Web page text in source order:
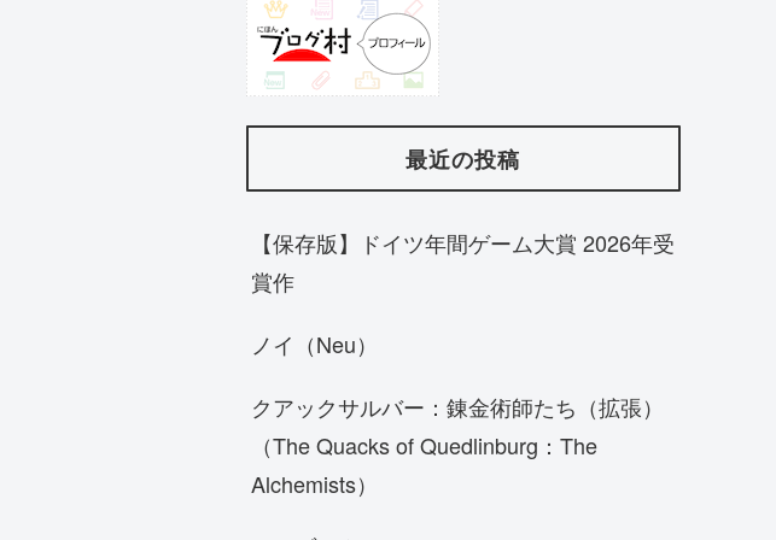
最近の投稿
【保存版】ドイツ年間ゲーム大賞 2026年受
賞作
ノイ（Neu）
クアックサルバー：錬金術師たち（拡張）
（The Quacks of Quedlinburg：The
Alchemists）